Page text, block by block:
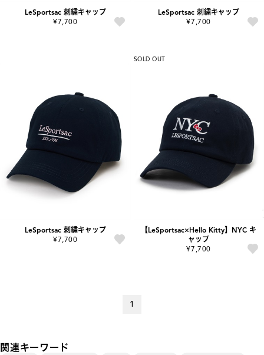
LeSportsac 刺繍キャップ
¥7,700
LeSportsac 刺繍キャップ
¥7,700
LeSportsac 刺繍キャップ
¥7,700
SOLD OUT
【LeSportsac×Hello Kitty】NYC キ
ャップ
¥7,700
1
関連キーワード